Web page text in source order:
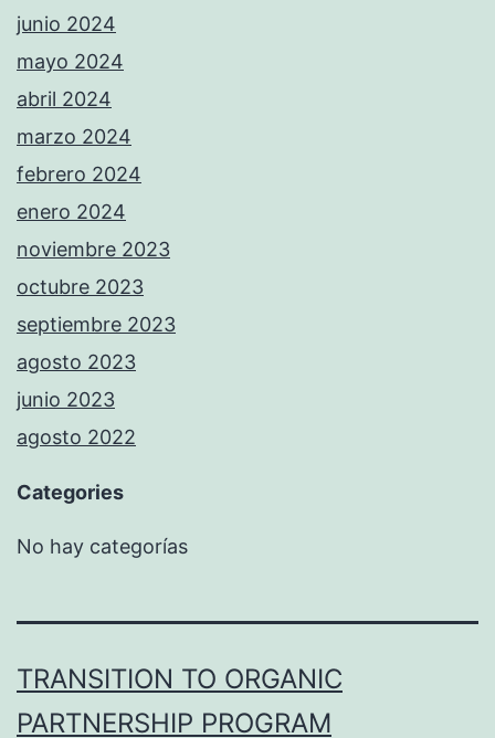
junio 2024
mayo 2024
abril 2024
marzo 2024
febrero 2024
enero 2024
noviembre 2023
octubre 2023
septiembre 2023
agosto 2023
junio 2023
agosto 2022
Categories
No hay categorías
TRANSITION TO ORGANIC
PARTNERSHIP PROGRAM